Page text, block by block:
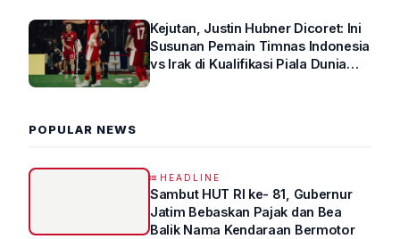
Kejutan, Justin Hubner Dicoret: Ini
Susunan Pemain Timnas Indonesia
vs Irak di Kualifikasi Piala Dunia
POPULAR NEWS
HEADLINE
Sambut HUT RI ke- 81, Gubernur
Jatim Bebaskan Pajak dan Bea
Balik Nama Kendaraan Bermotor